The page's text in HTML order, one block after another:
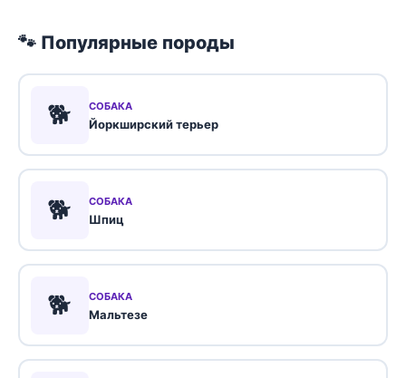
🐾 Популярные породы
🐕 СОБАКА
Йоркширский терьер
🐕 СОБАКА
Шпиц
🐕 СОБАКА
Мальтезе